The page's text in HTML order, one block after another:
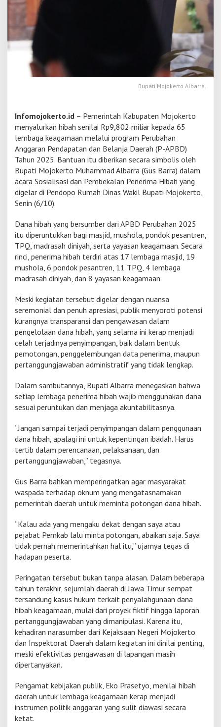
k
B
p
a
t
i
M
j
o
r
o
I
n
g
a
t
a
n
S
o
a
l
P
o
n
s
i
e
n
y
i
m
a
a
Bupati Mojokerto Albarra.
Infomojokerto.id – Pemerintah Kabupaten Mojokerto
menyalurkan hibah senilai Rp9,802 miliar kepada 65
lembaga keagamaan melalui program Perubahan
Anggaran Pendapatan dan Belanja Daerah (P-APBD)
Tahun 2025. Bantuan itu diberikan secara simbolis oleh
Bupati Mojokerto Muhammad Albarra (Gus Barra) dalam
acara Sosialisasi dan Pembekalan Penerima Hibah yang
digelar di Pendopo Rumah Dinas Wakil Bupati Mojokerto,
Senin (6/10).
Dana hibah yang bersumber dari APBD Perubahan 2025
itu diperuntukkan bagi masjid, mushola, pondok pesantren,
TPQ, madrasah diniyah, serta yayasan keagamaan. Secara
rinci, penerima hibah terdiri atas 17 lembaga masjid, 19
mushola, 6 pondok pesantren, 11 TPQ, 4 lembaga
madrasah diniyah, dan 8 yayasan keagamaan.
Meski kegiatan tersebut digelar dengan nuansa
seremonial dan penuh apresiasi, publik menyoroti potensi
kurangnya transparansi dan pengawasan dalam
pengelolaan dana hibah, yang selama ini kerap menjadi
celah terjadinya penyimpangan, baik dalam bentuk
pemotongan, penggelembungan data penerima, maupun
pertanggungjawaban administratif yang tidak lengkap.
Dalam sambutannya, Bupati Albarra menegaskan bahwa
setiap lembaga penerima hibah wajib menggunakan dana
sesuai peruntukan dan menjaga akuntabilitasnya.
“Jangan sampai terjadi penyimpangan dalam penggunaan
dana hibah, apalagi ini untuk kepentingan ibadah. Harus
tertib dalam perencanaan, pelaksanaan, dan
pertanggungjawaban,” tegasnya.
Gus Barra bahkan memperingatkan agar masyarakat
waspada terhadap oknum yang mengatasnamakan
pemerintah daerah untuk meminta potongan dana hibah.
“Kalau ada yang mengaku dekat dengan saya atau
pejabat Pemkab lalu minta potongan, abaikan saja. Saya
tidak pernah memerintahkan hal itu,” ujarnya tegas di
hadapan peserta.
Peringatan tersebut bukan tanpa alasan. Dalam beberapa
tahun terakhir, sejumlah daerah di Jawa Timur sempat
tersandung kasus hukum terkait penyalahgunaan dana
hibah keagamaan, mulai dari proyek fiktif hingga laporan
pertanggungjawaban yang dimanipulasi. Karena itu,
kehadiran narasumber dari Kejaksaan Negeri Mojokerto
dan Inspektorat Daerah dalam kegiatan ini dinilai penting,
meski efektivitas pengawasan di lapangan masih
dipertanyakan.
Pengamat kebijakan publik, Eko Prasetyo, menilai hibah
daerah untuk lembaga keagamaan kerap menjadi
instrumen politik anggaran yang sulit diawasi secara
ketat.